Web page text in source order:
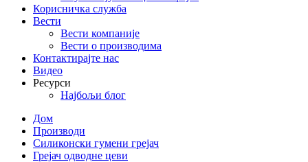
Корисничка служба
Вести
Вести компаније
Вести о производима
Контактирајте нас
Видео
Ресурси
Најбољи блог
Дом
Производи
Силиконски гумени грејач
Грејач одводне цеви